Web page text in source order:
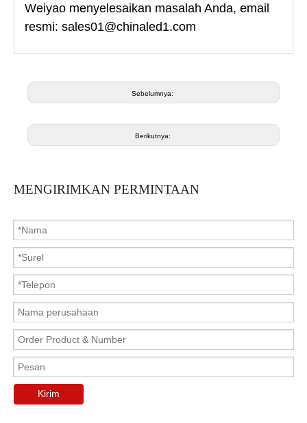
Weiyao menyelesaikan masalah Anda, email
resmi: sales01@chinaled1.com
Sebelumnya:
Berikutnya:
MENGIRIMKAN PERMINTAAN
Kirim